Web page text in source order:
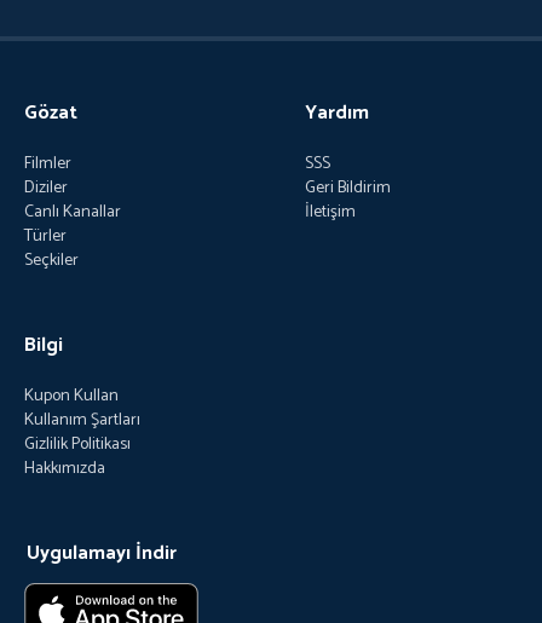
Gözat
Filmler
Diziler
Canlı Kanallar
Türler
Seçkiler
Yardım
SSS
Geri Bildirim
İletişim
Bilgi
Kupon Kullan
Kullanım Şartları
Gizlilik Politikası
Hakkımızda
Uygulamayı İndir